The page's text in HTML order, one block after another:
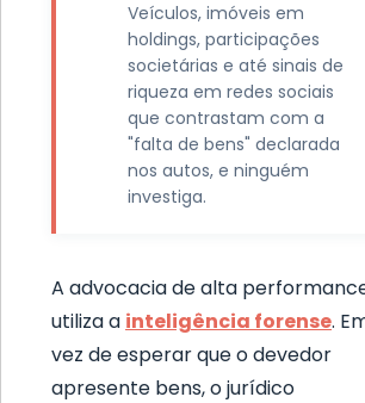
Veículos, imóveis em
holdings, participações
societárias e até sinais de
riqueza em redes sociais
que contrastam com a
"falta de bens" declarada
nos autos, e ninguém
investiga.
A advocacia de alta
utiliza a inteligência forense.
vez de esperar que o devedor
apresente bens, o jurídico